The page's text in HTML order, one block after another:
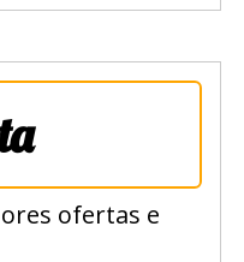
ofertas e